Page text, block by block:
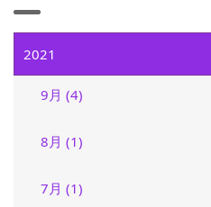
2021
9月 (4)
8月 (1)
7月 (1)